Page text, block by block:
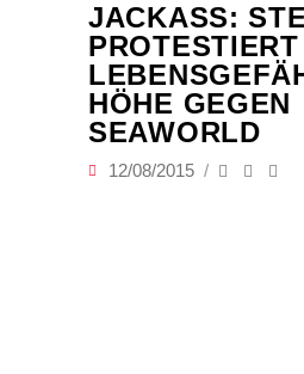
JACKASS:
HÖHE GEGEN
SEAWORLD
12/08/2015